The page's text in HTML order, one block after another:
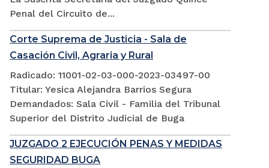
Penal del Circuito de...
Corte Suprema de Justicia - Sala de
Casación Civil, Agraria y Rural
Radicado: 11001-02-03-000-2023-03497-00
Titular: Yesica Alejandra Barrios Segura
Demandados: Sala Civil - Familia del Tribunal
Superior del Distrito Judicial de Buga
JUZGADO 2 EJECUCIÓN PENAS Y MEDIDAS
SEGURIDAD BUGA